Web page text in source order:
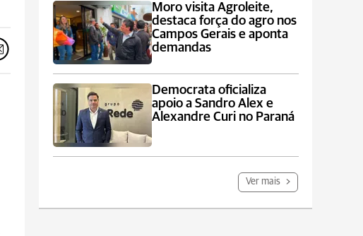
Moro visita Agroleite,
destaca força do agro nos
Campos Gerais e aponta
demandas
Democrata oficializa
apoio a Sandro Alex e
Alexandre Curi no Paraná
Ver mais